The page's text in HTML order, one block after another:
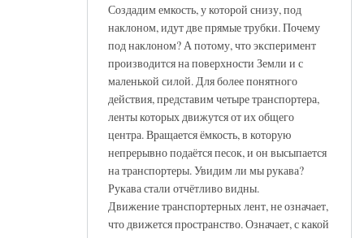
Создадим емкость, у которой снизу, под
наклоном, идут две прямые трубки. Почему
под наклоном? А потому, что эксперимент
производится на поверхности Земли и с
маленькой силой. Для более понятного
действия, представим четыре транспортера,
ленты которых движутся от их общего
центра. Вращается ёмкость, в которую
непрерывно подаётся песок, и он высыпается
на транспортеры. Увидим ли мы рукава?
Рукава стали отчётливо видны.
Движение транспортерных лент, не означает,
что движется пространство. Означает, с какой